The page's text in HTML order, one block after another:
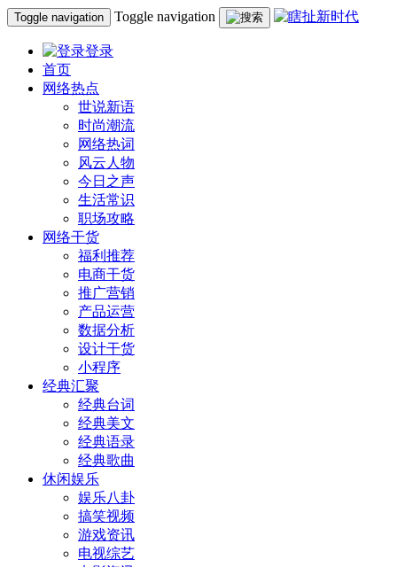
Toggle navigation Toggle navigation
登录
首页
网络热点
世说新语
时尚潮流
网络热词
风云人物
今日之声
生活常识
职场攻略
网络干货
福利推荐
电商干货
推广营销
产品运营
数据分析
设计干货
小程序
经典汇聚
经典台词
经典美文
经典语录
经典歌曲
休闲娱乐
娱乐八卦
搞笑视频
游戏资讯
电视综艺